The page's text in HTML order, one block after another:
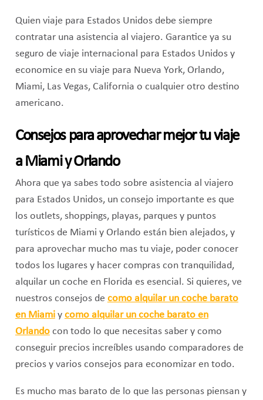
Quien viaje para Estados Unidos debe siempre
contratar una asistencia al viajero. Garantice ya su
seguro de viaje internacional para Estados Unidos y
economice en su viaje para Nueva York, Orlando,
Miami, Las Vegas, California o cualquier otro destino
americano.
Consejos para aprovechar mejor tu viaje
a Miami y Orlando
Ahora que ya sabes todo sobre asistencia al viajero
para Estados Unidos, un consejo importante es que
los outlets, shoppings, playas, parques y puntos
turísticos de Miami y Orlando están bien alejados, y
para aprovechar mucho mas tu viaje, poder conocer
todos los lugares y hacer compras con tranquilidad,
alquilar un coche en Florida es esencial. Si quieres, ve
nuestros consejos de como alquilar un coche barato
en Miamiy como alquilar un coche barato en
Orlandocon todo lo que necesitas saber y como
conseguir precios increíbles usando comparadores de
precios y varios consejos para economizar en todo.
Es mucho mas barato de lo que las personas piensan y